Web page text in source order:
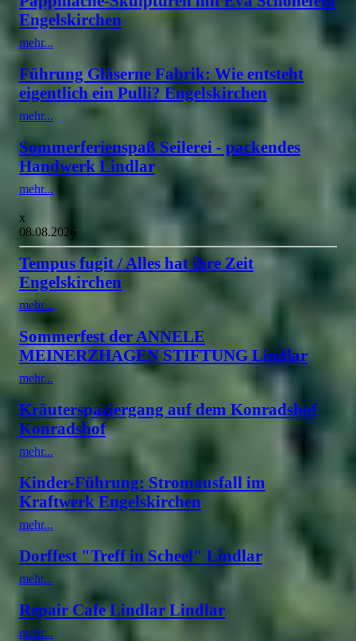
Engelskirchen
mehr...
Führung Gläserne Fabrik: Wie entsteht
eigentlich ein Pulli? Engelskirchen
mehr...
Sommerferienspaß Seilerei - packendes
Handwerk Lindlar
mehr...
x
08.08.2026
Tempus fugit / Alles hat ihre Zeit
Engelskirchen
mehr...
Sommerfest der ANNELE
MEINERZHAGEN STIFTUNG Lindlar
mehr...
Kräuterspaziergang auf dem Konradshof
Konradshof
mehr...
Kinder-Führung: Stromausfall im
Kraftwerk Engelskirchen
mehr...
Dorffest "Treff in Scheel" Lindlar
mehr...
Repair Cafe Lindlar Lindlar
mehr...